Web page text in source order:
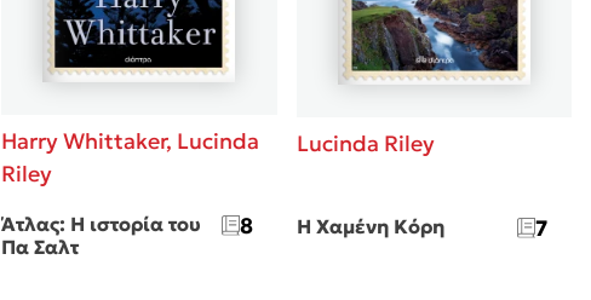
Harry Whittaker, Lucinda
Riley
Άτλας: Η ιστορία του
Πα Σαλτ
8
Lucinda Riley
Η Χαμένη Κόρη 7